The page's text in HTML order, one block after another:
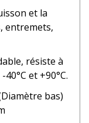
et la
entremets,
résiste à
et +90°C.
bas)